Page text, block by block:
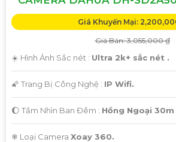
Giá Khuyến Mại:
Giá Bán: 3,055,000 ₫
☀️ Hình Ảnh Sắc nét : Ultra 2k+ sắc nét .
🌠 Trang Bị Công Nghệ : IP Wifi.
🌔 Tầm Nhìn Ban Đêm : Hồng Ngoại
❄ Loại Camera Xoay 360.